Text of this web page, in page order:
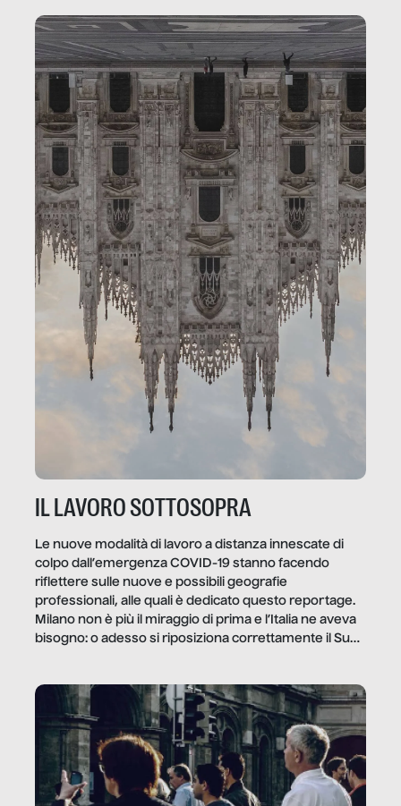
IL LAVORO SOTTOSOPRA
Le nuove modalità di lavoro a distanza innescate di
colpo dall’emergenza COVID-19 stanno facendo
riflettere sulle nuove e possibili geografie
professionali, alle quali è dedicato questo reportage.
Milano non è più il miraggio di prima e l’Italia ne aveva
bisogno: o adesso si riposiziona correttamente il Sud